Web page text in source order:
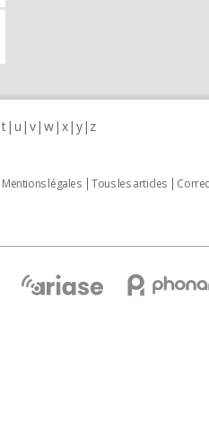
t u v w x y z
Mentions légales Tous les articles